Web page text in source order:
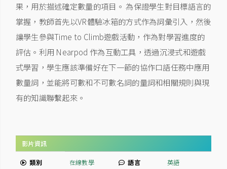
果，用於描述確定數量的項目。 為保證學生對目標語言的
掌握，教師首先以VR體驗冰箱的方式作為詞彙引入，然後
讓學生參與Time to Climb遊戲活動，作為對學習進度的
評估。利用 Nearpod 作為互動工具，透過沉浸式和遊戲
式學習，學生應該準備好在下一節的協作口語任務中應用
數量詞，並能將可數和不可數名詞的量詞和相關規則與現
有的知識聯繫起來。
影片資訊
類別 在線教學 語言 英語